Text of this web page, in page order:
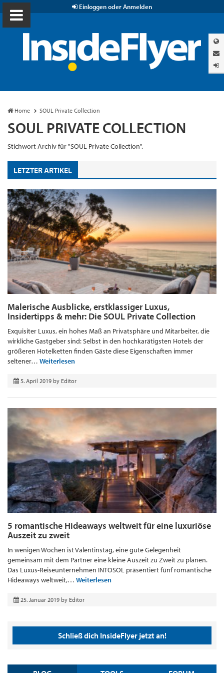
Einloggen oder Anmelden
Home SOUL Private Collection
SOUL PRIVATE COLLECTION
Stichwort Archiv für "SOUL Private Collection".
LETZTER ARTIKEL
Malerische Ausblicke, erstklassiger Luxus,
Insidertipps & mehr: Die SOUL Private Collection
Exquisiter Luxus, ein hohes Maß an Privatsphäre und Mitarbeiter, die
wirkliche Gastgeber sind: Selbst in den hochkarätigsten Hotels der
größeren Hotelketten finden Gäste diese Eigenschaften immer
seltener… Weiterlesen
5. April 2019 by Editor
5 romantische Hideaways weltweit für eine luxuriöse
Auszeit zu zweit
In wenigen Wochen ist Valentinstag, eine gute Gelegenheit
gemeinsam mit dem Partner eine kleine Auszeit zu Zweit zu planen.
Das Luxus-Reiseunternehmen INTOSOL präsentiert fünf romantische
Hideaways weltweit,… Weiterlesen
25. Januar 2019 by Editor
Schließ dich InsideFlyer jetzt an!